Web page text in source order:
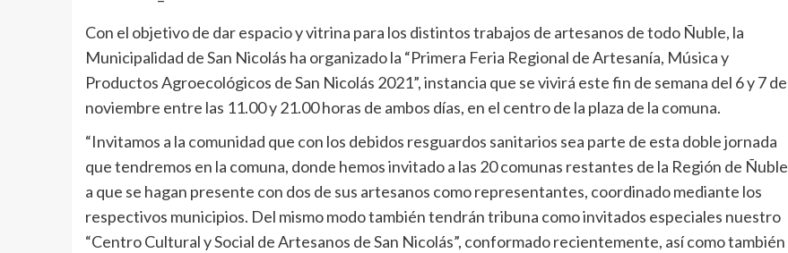
Con el objetivo de dar espacio y vitrina para los distintos trabajos de artesanos de todo Ñuble, la
Municipalidad de San Nicolás ha organizado la “Primera Feria Regional de Artesanía, Música y
Productos Agroecológicos de San Nicolás 2021”, instancia que se vivirá este fin de semana del 6 y 7 de
noviembre entre las 11.00 y 21.00 horas de ambos días, en el centro de la plaza de la comuna.
“Invitamos a la comunidad que con los debidos resguardos sanitarios sea parte de esta doble jornada
que tendremos en la comuna, donde hemos invitado a las 20 comunas restantes de la Región de Ñuble
a que se hagan presente con dos de sus artesanos como representantes, coordinado mediante los
respectivos municipios. Del mismo modo también tendrán tribuna como invitados especiales nuestro
“Centro Cultural y Social de Artesanos de San Nicolás”, conformado recientemente, así como también